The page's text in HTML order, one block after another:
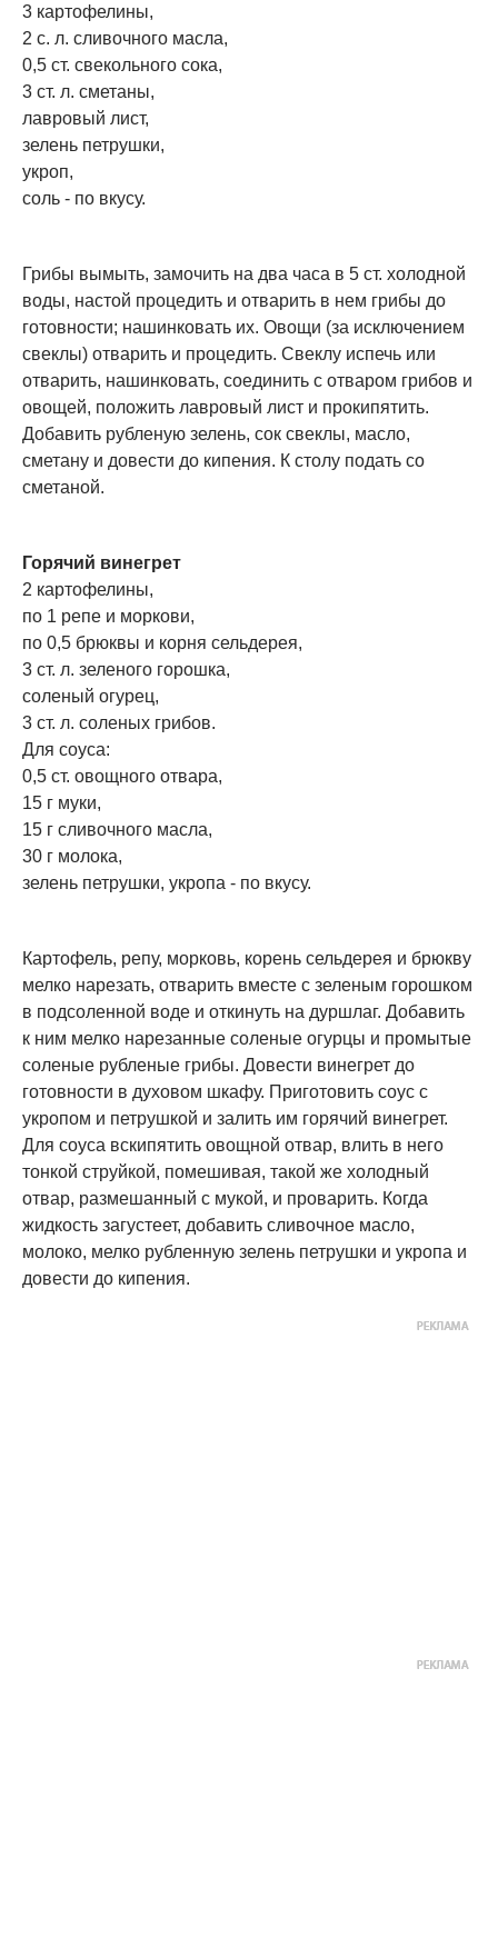
3 картофелины,
2 с. л. сливочного масла,
0,5 ст. свекольного сока,
3 ст. л. сметаны,
лавровый лист,
зелень петрушки,
укроп,
соль - по вкусу.
Грибы вымыть, замочить на два часа в 5 ст. холодной
воды, настой процедить и отварить в нем грибы до
готовности; нашинковать их. Овощи (за исключением
свеклы) отварить и процедить. Свеклу испечь или
отварить, нашинковать, соединить с отваром грибов и
овощей, положить лавровый лист и прокипятить.
Добавить рубленую зелень, сок свеклы, масло,
сметану и довести до кипения. К столу подать со
сметаной.
Горячий винегрет
2 картофелины,
по 1 репе и моркови,
по 0,5 брюквы и корня сельдерея,
3 ст. л. зеленого горошка,
соленый огурец,
3 ст. л. соленых грибов.
Для соуса:
0,5 ст. овощного отвара,
15 г муки,
15 г сливочного масла,
30 г молока,
зелень петрушки, укропа - по вкусу.
Картофель, репу, морковь, корень сельдерея и брюкву
мелко нарезать, отварить вместе с зеленым горошком
в подсоленной воде и откинуть на дуршлаг. Добавить
к ним мелко нарезанные соленые огурцы и промытые
соленые рубленые грибы. Довести винегрет до
готовности в духовом шкафу. Приготовить соус с
укропом и петрушкой и залить им горячий винегрет.
Для соуса вскипятить овощной отвар, влить в него
тонкой струйкой, помешивая, такой же холодный
отвар, размешанный с мукой, и проварить. Когда
жидкость загустеет, добавить сливочное масло,
молоко, мелко рубленную зелень петрушки и укропа и
довести до кипения.